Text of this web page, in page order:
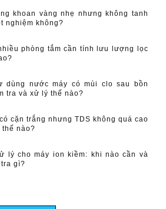
khoan vàng nhẹ nhưng không tanh
nghiệm không?
phòng tắm cần tính lưu lượng lọc
dùng nước máy có mùi clo sau bồn
tra và xử lý thế nào?
cặn trắng nhưng TDS không quá cao
nào?
lý cho máy ion kiềm: khi nào cần và
gì?